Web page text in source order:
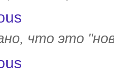
что это